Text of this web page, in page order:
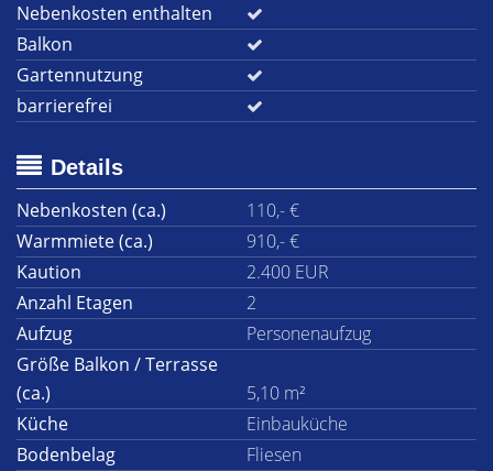
Nebenkosten enthalten
Balkon
Gartennutzung
barrierefrei
Details
Nebenkosten (ca.)
110,- €
Warmmiete (ca.)
910,- €
Kaution
2.400 EUR
Anzahl Etagen
2
Aufzug
Personenaufzug
Größe Balkon / Terrasse
(ca.)
5,10 m²
Küche
Einbauküche
Bodenbelag
Fliesen